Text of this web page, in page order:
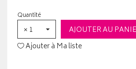
Quantité
× 1
AJOUTER AU
Ajouter à Ma liste